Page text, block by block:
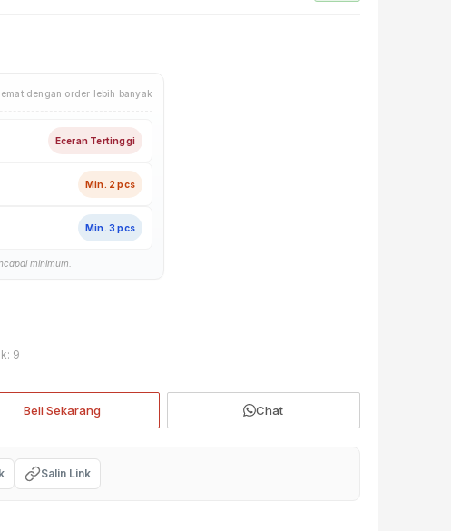
dengan order lebih banyak
Eceran Tertinggi
Min. 2 pcs
Min. 3 pcs
minimum.
9
Beli Sekarang Chat
Salin Link